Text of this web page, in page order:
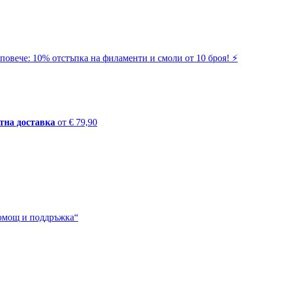
повече: 10% отстъпка на филаменти и смоли от 10 броя! ⚡️
доставка от € 79,90
и поддръжка“